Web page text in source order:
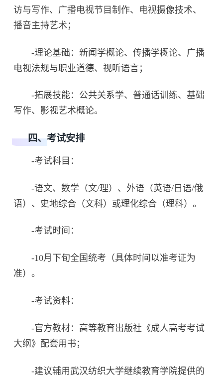
访与写作、广播电视节目制作、电视摄像技术、
播音主持艺术；
-理论基础：新闻学概论、传播学概论、广播
电视法规与职业道德、视听语言；
-拓展技能：公共关系学、普通话训练、基础
写作、影视艺术概论。
四、考试安排
-考试科目：
-语文、数学（文/理）、外语（英语/日语/俄
语）、史地综合（文科）或理化综合（理科）。
-考试时间：
-10月下旬全国统考（具体时间以准考证为
准）。
-考试资料：
-官方教材：高等教育出版社《成人高考考试
大纲》配套用书；
-建议辅用武汉纺织大学继续教育学院提供的